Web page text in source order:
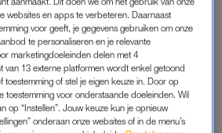
de racerij. Hij debuteerde al op zijn
jaar. Hij woont in Monaco en model
drievoudig wereldkampioen Nelson
vriendin.
het in de Formule 1?
is pas 23 jaar en maakt de belofte
websites en apps te verbeteren. Daarnaast
voor geeft, je gegevens gebruiken om onze
te personaliseren en je relevante
marketingdoeleinden delen met 4
van 13 externe platformen wordt enkel getoond
toestemming of stel je eigen keuze in. Door op
toestemming voor onderstaande doeleinden. Wil
op “Instellen”. Jouw keuze kun je opnieuw
onderaan onze websites of in de menu’s